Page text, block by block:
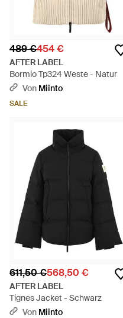
489 €454 €
AFTER LABEL
Bormio Tp324 Weste - Natur
Von Miinto
SALE
611,50 €568,50 €
AFTER LABEL
Tignes Jacket - Schwarz
Von Miinto